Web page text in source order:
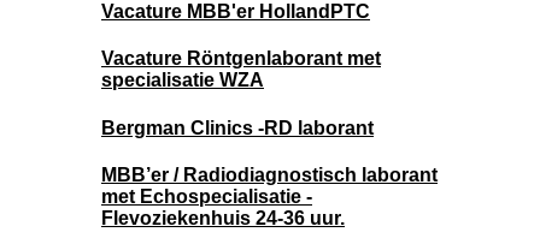
Vacature MBB'er HollandPTC
Vacature Röntgenlaborant met
specialisatie WZA
Bergman Clinics -RD laborant
MBB’er / Radiodiagnostisch laborant
met Echospecialisatie -
Flevoziekenhuis 24-36 uur.